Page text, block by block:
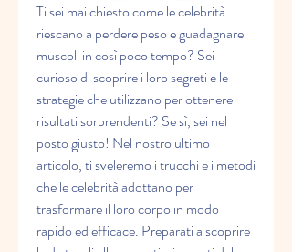
Ti sei mai chiesto come le celebrità
riescano a perdere peso e guadagnare
muscoli in così poco tempo? Sei
curioso di scoprire i loro segreti e le
strategie che utilizzano per ottenere
risultati sorprendenti? Se sì, sei nel
posto giusto! Nel nostro ultimo
articolo, ti sveleremo i trucchi e i metodi
che le celebrità adottano per
trasformare il loro corpo in modo
rapido ed efficace. Preparati a scoprire